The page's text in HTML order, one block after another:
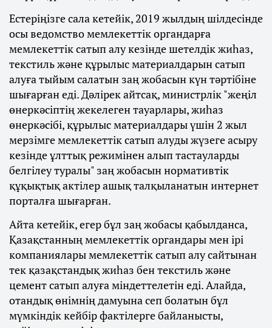
Естеріңізге сала кетейік, 2019 жылдың шілдесінде
осы ведомство мемлекеттік органдарға
мемлекеттік сатып алу кезінде шетелдік жиһаз,
текстиль және құрылыс материалдарын сатып
алуға тыйым салатын заң жобасын күн тәртібіне
шығарған еді. Дәлірек айтсақ, министрлік "жеңіл
өнеркәсіптің жекелеген тауарлары, жиһаз
өнеркәсібі, құрылыс материалдары үшін 2 жыл
мерзімге мемлекеттік сатып алуды жүзеге асыру
кезінде ұлттық режимінен алып тастауларды
белгілеу туралы" заң жобасын нормативтік
құқықтық актілер ашық талқыланатын интернет
порталға шығарған.
Айта кетейік, егер бұл заң жобасы қабылданса,
Қазақстанның мемлекеттік органдары мен ірі
компаниялары мемлекеттік сатып алу сайтынан
тек қазақстандық жиһаз бен текстиль және
цемент сатып алуға міндеттелетін еді. Алайда,
отандық өнімнің дамуына сеп болатын бұл
мүмкіндік кейбір фактілерге байланысты,